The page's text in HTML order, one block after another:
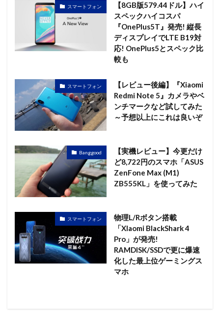
スマートフォン
【8GB版579.44ドル】ハイ
スペックハイコスパ
『OnePlus5T』発売! 縦長
ディスプレイでLTE B19対
応! OnePlus5とスペック比
較も
スマートフォン
【レビュー後編】『Xiaomi
Redmi Note 5』カメラやベ
ンチマークなど試してみた
～予想以上にこれは良いぞ
Banggood
【実機レビュー】今更だけ
ど8,722円のスマホ「ASUS
ZenFone Max (M1)
ZB555KL」を使ってみた
スマートフォン
物理L/Rボタン搭載
「XIaomi BlackShark 4
Pro」が発売!
RAMDISK/SSDで更に爆速
化した最上位ゲーミングス
マホ